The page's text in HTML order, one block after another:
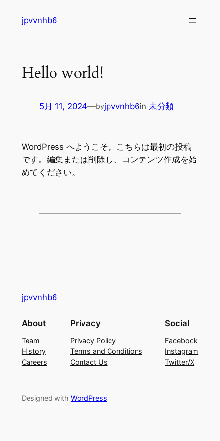
jpvvnhb6
Hello world!
5月 11, 2024—byjpvvnhb6in 未分類
WordPress へようこそ。こちらは最初の投稿
です。編集または削除し、コンテンツ作成を始
めてください。
jpvvnhb6
About
Team
History
Careers
Privacy
Privacy Policy
Terms and Conditions
Contact Us
Social
Facebook
Instagram
Twitter/X
Designed with WordPress